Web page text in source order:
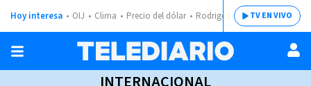
Hoy interesa OIJ Clima Precio del dólar Rodrigo ChavesTV EN VIVO